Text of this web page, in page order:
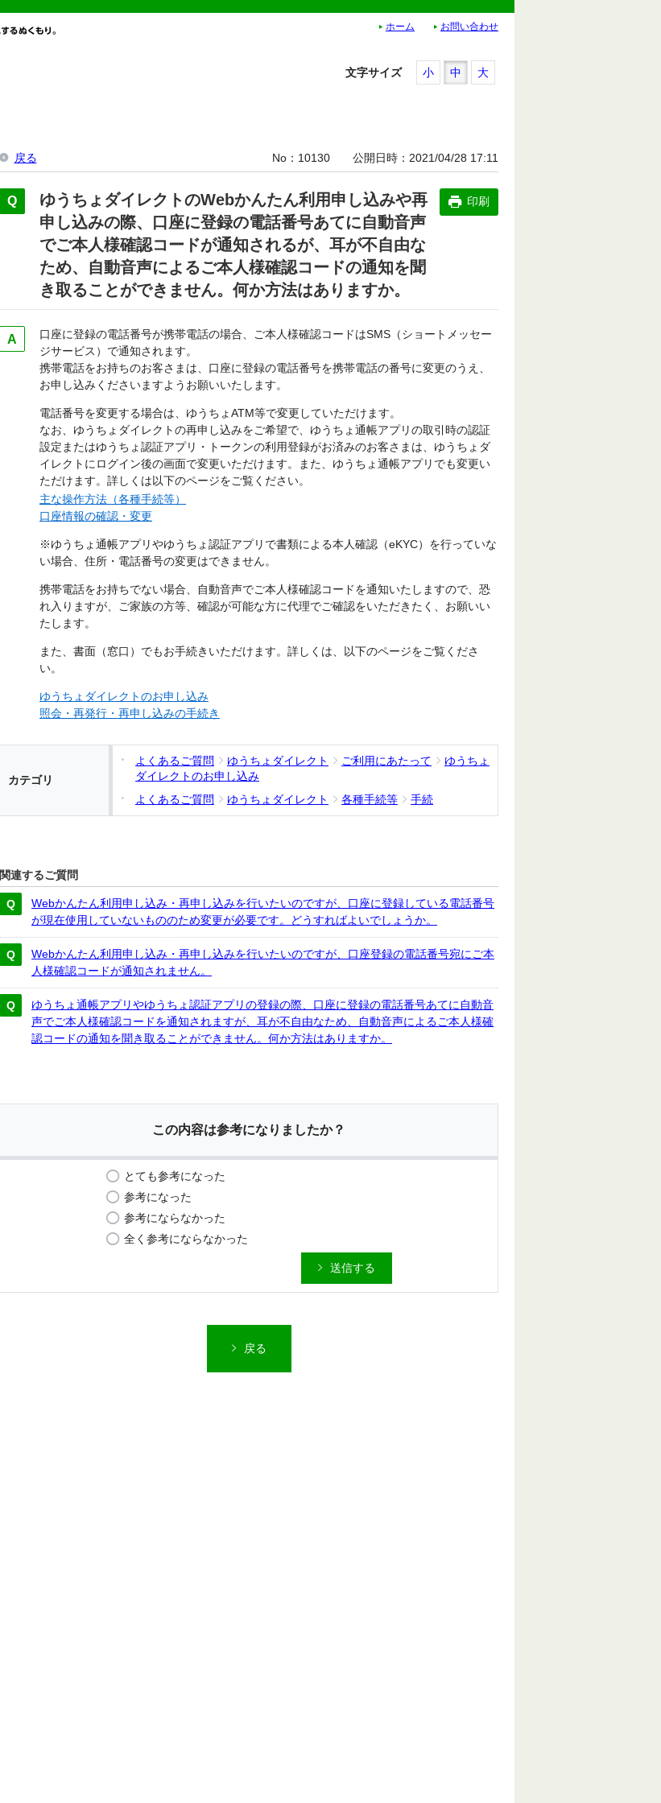
ホーム お問い合わせ
文字サイズ 小 中 大
戻る No 10130 公開日時 2021/04/28 17:11
ゆうちょダイレクトのWebかんたん利用申し込みや再
申し込みの際、口座に登録の電話番号あてに自動音声
でご本人様確認コードが通知されるが、耳が不自由な
ため、自動音声によるご本人様確認コードの通知を聞
き取ることができません。何か方法はありますか。
印刷
口座に登録の電話番号が携帯電話の場合、ご本人様確認コードはSMS（ショートメッセー
ジサービス）で通知されます。
携帯電話をお持ちのお客さまは、口座に登録の電話番号を携帯電話の番号に変更のうえ、
お申し込みくださいますようお願いいたします。
電話番号を変更する場合は、ゆうちょATM等で変更していただけます。
なお、ゆうちょダイレクトの再申し込みをご希望で、ゆうちょ通帳アプリの取引時の認証
設定またはゆうちょ認証アプリ・トークンの利用登録がお済みのお客さまは、ゆうちょダ
イレクトにログイン後の画面で変更いただけます。また、ゆうちょ通帳アプリでも変更い
ただけます。詳しくは以下のページをご覧ください。
主な操作方法（各種手続等）
口座情報の確認・変更
※ゆうちょ通帳アプリやゆうちょ認証アプリで書類による本人確認（eKYC）を行っていな
い場合、住所・電話番号の変更はできません。
携帯電話をお持ちでない場合、自動音声でご本人様確認コードを通知いたしますので、恐
れ入りますが、ご家族の方等、確認が可能な方に代理でご確認をいただきたく、お願いい
たします。
また、書面（窓口）でもお手続きいただけます。詳しくは、以下のページをご覧くださ
い。
ゆうちょダイレクトのお申し込み
照会・再発行・再申し込みの手続き
カテゴリ
よくあるご質問 ゆうちょダイレクト ご利用にあたって
ゆうちょ
ダイレクトのお申し込み
よくあるご質問
ゆうちょダイレクト 各種手続等 手続
関連するご質問
Webかんたん利用申し込み・再申し込みを行いたいのですが、口座に登録している電話番号
が現在使用していないもののため変更が必要です。どうすればよいでしょうか。
Webかんたん利用申し込み・再申し込みを行いたいのですが、口座登録の電話番号宛にご本
人様確認コードが通知されません。
ゆうちょ通帳アプリやゆうちょ認証アプリの登録の際、口座に登録の電話番号あてに自動音
声でご本人様確認コードを通知されますが、耳が不自由なため、自動音声によるご本人様確
認コードの通知を聞き取ることができません。何か方法はありますか。
この内容は参考になりましたか？
とても参考になった
参考になった
参考にならなかった
全く参考にならなかった
送信する
戻る